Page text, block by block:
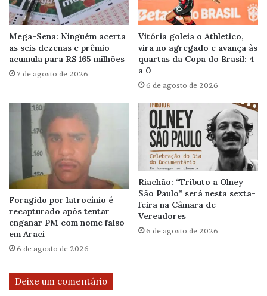
Mega-Sena: Ninguém acerta
as seis dezenas e prêmio
acumula para R$ 165 milhões
7 de agosto de 2026
Vitória goleia o Athletico,
vira no agregado e avança às
quartas da Copa do Brasil: 4
a 0
6 de agosto de 2026
Foragido por latrocínio é
recapturado após tentar
enganar PM com nome falso
em Araci
6 de agosto de 2026
Riachão: “Tributo a Olney
São Paulo” será nesta sexta-
feira na Câmara de
Vereadores
6 de agosto de 2026
Deixe um comentário